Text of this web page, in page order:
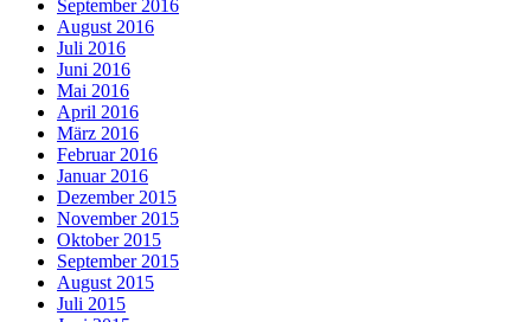
September 2016
August 2016
Juli 2016
Juni 2016
Mai 2016
April 2016
März 2016
Februar 2016
Januar 2016
Dezember 2015
November 2015
Oktober 2015
September 2015
August 2015
Juli 2015